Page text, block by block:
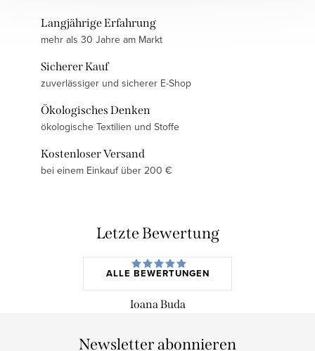
Langjährige Erfahrung
mehr als 30 Jahre am Markt
Sicherer Kauf
zuverlässiger und sicherer E-Shop
Ökologisches Denken
ökologische Textilien und Stoffe
Kostenloser Versand
bei einem Einkauf über 200 €
Letzte Bewertung
ALLE BEWERTUNGEN
Ioana Buda
Newsletter abonnieren